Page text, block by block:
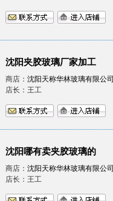
沈阳夹胶玻璃厂家加工
商店： 沈阳天称华林玻璃有限公司
店长：王工
沈阳哪有卖夹胶玻璃的
商店： 沈阳天称华林玻璃有限公司
店长：王工